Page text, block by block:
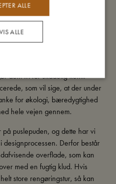
puslepuder
designs
i 100% økologisk bomuld,
og rar fornemmelse mod
desuden udformet med et PU
dem fri for skadelig kemi.
som vil sige, at der under
for økologi, bæredygtighed
hele vejen gennem.
puslepuden, og dette har vi
designprocessen. Derfor består
overflade, som kan
med en fugtig klud. Hvis
store rengøringstur, så kan
ALLE
ALLE